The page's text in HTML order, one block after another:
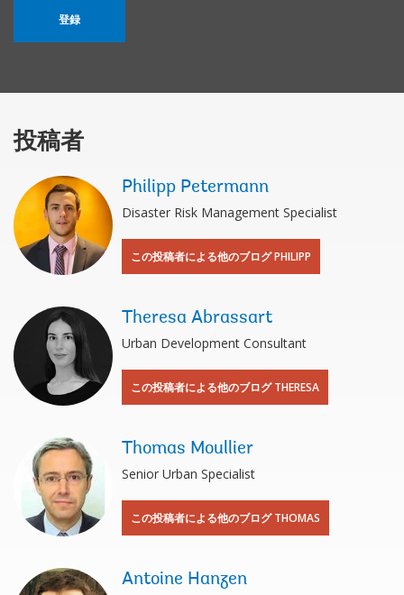
登録
投稿者
Philipp Petermann
Disaster Risk Management Specialist
この投稿者による他のブログ PHILIPP
Theresa Abrassart
Urban Development Consultant
この投稿者による他のブログ THERESA
Thomas Moullier
Senior Urban Specialist
この投稿者による他のブログ THOMAS
Antoine Hanzen